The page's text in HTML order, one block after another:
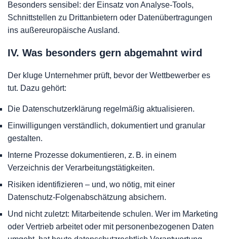
Besonders sensibel: der Einsatz von Analyse-Tools,
Schnittstellen zu Drittanbietern oder Datenübertragungen
ins außereuropäische Ausland.
IV. Was besonders gern abgemahnt wird
Der kluge Unternehmer prüft, bevor der Wettbewerber es
tut. Dazu gehört:
Die Datenschutzerklärung regelmäßig aktualisieren.
Einwilligungen verständlich, dokumentiert und granular
gestalten.
Interne Prozesse dokumentieren, z. B. in einem
Verzeichnis der Verarbeitungstätigkeiten.
Risiken identifizieren – und, wo nötig, mit einer
Datenschutz-Folgenabschätzung absichern.
Und nicht zuletzt: Mitarbeitende schulen. Wer im Marketing
oder Vertrieb arbeitet oder mit personenbezogenen Daten